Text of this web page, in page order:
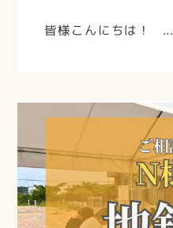
皆様こんにちは！ ...